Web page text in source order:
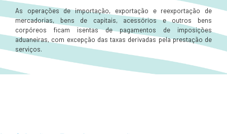
As operações de importação, exportação e reexportação de
mercadorias, bens de capitais, acessórios e outros bens
corpóreos ficam isentas de pagamentos de imposições
aduaneiras, com excepção das taxas derivadas pela prestação de
serviços.